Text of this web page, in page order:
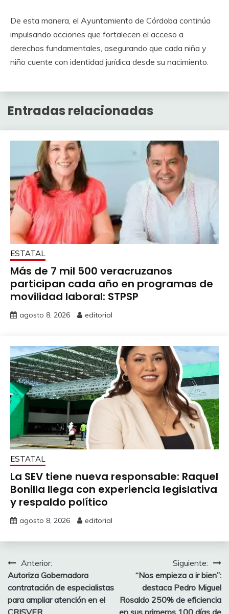
De esta manera, el Ayuntamiento de Córdoba continúa
impulsando acciones que fortalecen el acceso a
derechos fundamentales, asegurando que cada niña y
niño cuente con identidad jurídica desde su nacimiento.
Entradas relacionadas
ESTATAL
Más de 7 mil 500 veracruzanos
participan cada año en programas de
movilidad laboral: STPSP
agosto 8, 2026 editorial
ESTATAL
La SEV tiene nueva responsable: Raquel
Bonilla llega con experiencia legislativa
y respaldo político
agosto 8, 2026 editorial
Navegación
de
entradas
Anterior:
Autoriza Gobernadora
contratación de especialistas
para ampliar atención en el
CRISVER
Siguiente:
“Nos empieza a ir bien”:
destaca Pedro Miguel
Rosaldo 250% de eficiencia
en sus primeros 100 días de